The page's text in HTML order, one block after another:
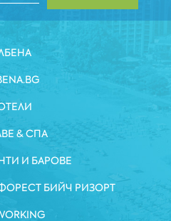
& СПА
И БАРОВЕ
БИЙЧ РИЗОРТ